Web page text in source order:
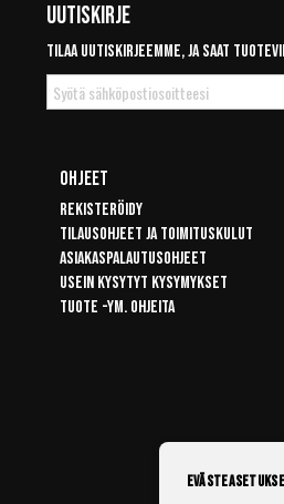
Uutiskirje
Tilaa uutiskirjeemme, ja saat
Tilaa
uutiskirje
Ohjeet
Rekisteröidy
Tilausohjeet ja toimituskulut
Asiakaspalautusohjeet
Usein kysytyt kysymykset
Tuote -ym. ohjeita